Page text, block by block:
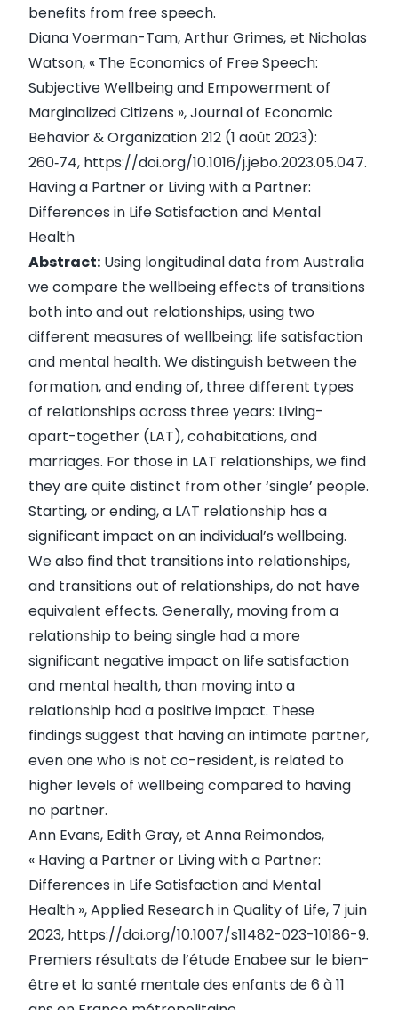
benefits from free speech.
Diana Voerman-Tam, Arthur Grimes, et Nicholas
Watson, « The Economics of Free Speech:
Subjective Wellbeing and Empowerment of
Marginalized Citizens », Journal of Economic
Behavior & Organization 212 (1 août 2023):
260‑74, https://doi.org/10.1016/j.jebo.2023.05.047.
Having a Partner or Living with a Partner:
Differences in Life Satisfaction and Mental
Health
Abstract: Using longitudinal data from Australia
we compare the wellbeing effects of transitions
both into and out relationships, using two
different measures of wellbeing: life satisfaction
and mental health. We distinguish between the
formation, and ending of, three different types
of relationships across three years: Living-
apart-together (LAT), cohabitations, and
marriages. For those in LAT relationships, we find
they are quite distinct from other ‘single’ people.
Starting, or ending, a LAT relationship has a
significant impact on an individual’s wellbeing.
We also find that transitions into relationships,
and transitions out of relationships, do not have
equivalent effects. Generally, moving from a
relationship to being single had a more
significant negative impact on life satisfaction
and mental health, than moving into a
relationship had a positive impact. These
findings suggest that having an intimate partner,
even one who is not co-resident, is related to
higher levels of wellbeing compared to having
no partner.
Ann Evans, Edith Gray, et Anna Reimondos,
« Having a Partner or Living with a Partner:
Differences in Life Satisfaction and Mental
Health », Applied Research in Quality of Life, 7 juin
2023, https://doi.org/10.1007/s11482-023-10186-9.
Premiers résultats de l’étude Enabee sur le bien-
être et la santé mentale des enfants de 6 à 11